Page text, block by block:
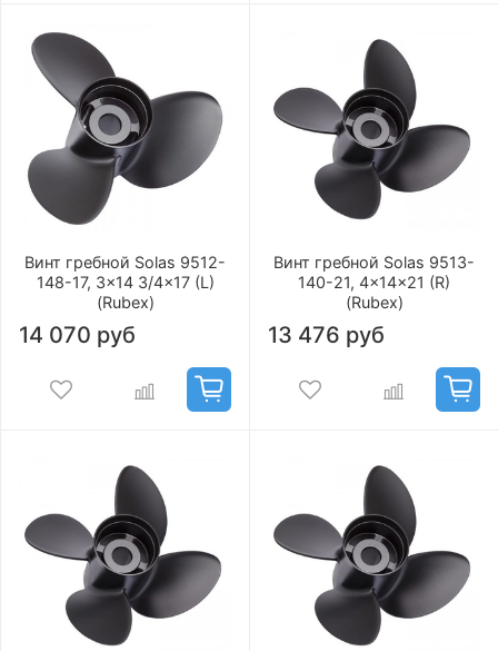
Винт гребной Solas 9512-
148-17, 3x14 3/4x17 (L)
(Rubex)
14 070 руб
Винт гребной Solas 9513-
140-21, 4x14x21 (R)
(Rubex)
13 476 руб